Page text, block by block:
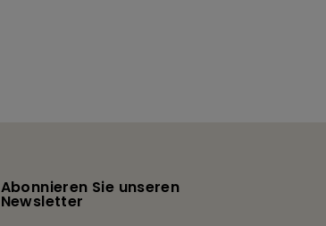
Abonnieren Sie unseren
Newsletter